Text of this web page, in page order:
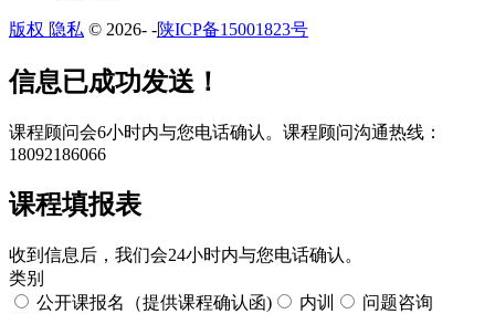
版权 隐私 © 2026- -陕ICP备15001823号
​​信息已成功发送！
课程顾问会6小时内与您电话确认。​课程顾问沟通热线：
18092186066
课程填报表​
收到信息后，我们会24小时内与您电话确认。​
类别
公开课报名（提供课程确认函)
内训
问题咨询